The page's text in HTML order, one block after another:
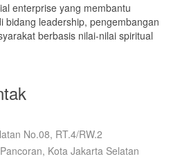
enterprise yang membantu
bidang leadership, pengembangan
berbasis nilai-nilai spiritual
No.08, RT.4/RW.2
Kota Jakarta Selatan